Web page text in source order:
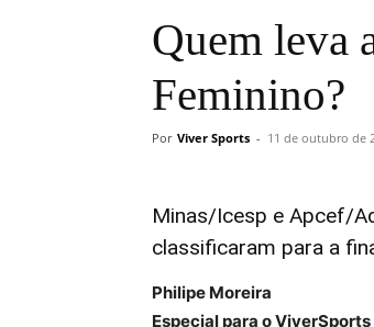
Quem leva
Feminino?
Por Viver Sports - 11 de outubro de
Minas/Icesp e Apcef/
classificaram para a
Philipe Moreira
Especial para o ViverSports